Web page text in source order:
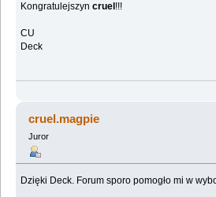
Kongratulejszyncruel !!!
CU
Deck
cruel.magpie
Juror
Dzięki Deck. Forum sporo pomogło mi w